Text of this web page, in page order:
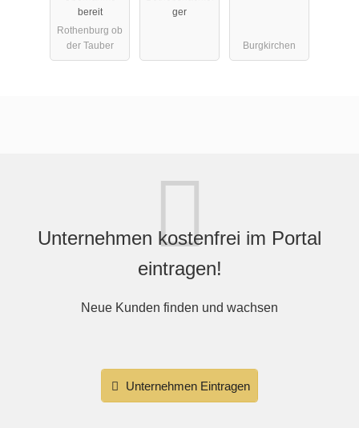
sucht
Nachfolger
bereit
Rothenburg ob
der Tauber
Süddeutschl
ger
Burgkirchen
Unternehmen kostenfrei im Portal
eintragen!
Neue Kunden finden und wachsen
Unternehmen Eintragen